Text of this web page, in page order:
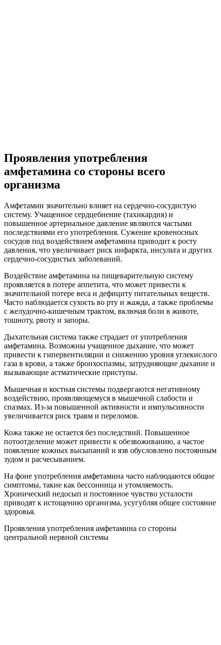
Проявления употребления
амфетамина со стороны всего
организма
Амфетамин значительно влияет на сердечно-сосудистую
систему. Учащенное сердцебиение (тахикардия) и
повышенное артериальное давление являются частыми
последствиями его употребления. Сужение кровеносных
сосудов под воздействием амфетамина приводит к росту
давления, что увеличивает риск инфаркта, инсульта и других
сердечно-сосудистых заболеваний.
Воздействие амфетамина на пищеварительную систему
проявляется в потере аппетита, что может привести к
значительной потере веса и дефициту питательных веществ.
Часто наблюдается сухость во рту и жажда, а также проблемы
с желудочно-кишечным трактом, включая боли в животе,
тошноту, рвоту и запоры.
Дыхательная система также страдает от употребления
амфетамина. Возможны учащенное дыхание, что может
привести к гипервентиляции и снижению уровня углекислого
газа в крови, а также бронхоспазмы, затрудняющие дыхание и
вызывающие астматические приступы.
Мышечная и костная системы подвергаются негативному
воздействию, проявляющемуся в мышечной слабости и
спазмах. Из-за повышенной активности и импульсивности
увеличивается риск травм и переломов.
Кожа также не остается без последствий. Повышенное
потоотделение может привести к обезвоживанию, а частое
появление кожных высыпаний и язв обусловлено постоянным
зудом и расчесыванием.
На фоне употребления амфетамина часто наблюдаются общие
симптомы, такие как бессонница и утомляемость.
Хронический недосып и постоянное чувство усталости
приводят к истощению организма, усугубляя общее состояние
здоровья.
Проявления употребления амфетамина со стороны
центральной нервной системы